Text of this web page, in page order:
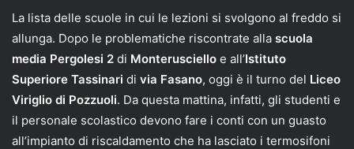
La lista delle scuole in cui le lezioni si svolgono al freddo si
allunga. Dopo le problematiche riscontrate alla scuola
media Pergolesi 2 di Monterusciello e all’Istituto
Superiore Tassinari di via Fasano, oggi è il turno del Liceo
Viriglio di Pozzuoli. Da questa mattina, infatti, gli studenti e
il personale scolastico devono fare i conti con un guasto
all’impianto di riscaldamento che ha lasciato i termosifoni